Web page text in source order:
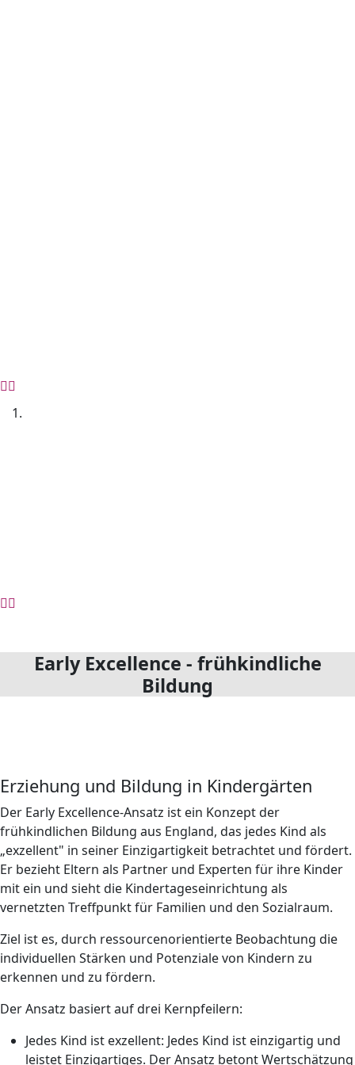
Early Excellence - frühkindliche
Bildung
Erziehung und Bildung in Kindergärten
Der Early Excellence-Ansatz ist ein Konzept der
frühkindlichen Bildung aus England, das jedes Kind als
„exzellent" in seiner Einzigartigkeit betrachtet und fördert.
Er bezieht Eltern als Partner und Experten für ihre Kinder
mit ein und sieht die Kindertageseinrichtung als
vernetzten Treffpunkt für Familien und den Sozialraum.
Ziel ist es, durch ressourcenorientierte Beobachtung die
individuellen Stärken und Potenziale von Kindern zu
erkennen und zu fördern.
Der Ansatz basiert auf drei Kernpfeilern:
Jedes Kind ist exzellent: Jedes Kind ist einzigartig und
leistet Einzigartiges. Der Ansatz betont Wertschätzung